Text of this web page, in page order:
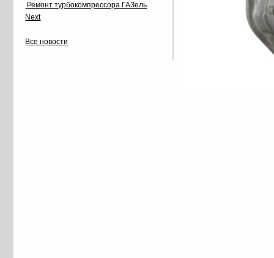
Ремонт турбокомпрессора ГАЗель
Next
Все новости